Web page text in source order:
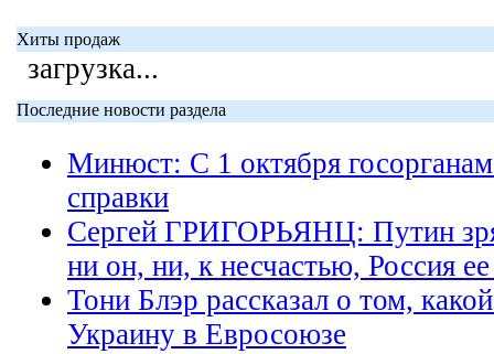
Хиты продаж
загрузка...
Последние новости раздела
Минюст: С 1 октября госорганам
справки
Сергей ГРИГОРЬЯНЦ: Путин
ни он, ни, к несчастью, Россия
Тони Блэр рассказал о том,
Украину в Евросоюзе